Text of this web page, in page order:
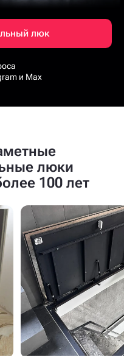
люк
и Max
люки
100 лет